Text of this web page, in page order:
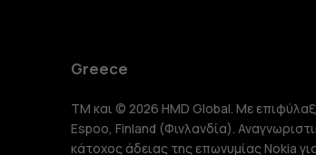
Smartphone
Greece
TM και © 2026 HMD Global. Με
Espoo, Finland (Φινλανδία).
κάτοχος άδειας της επωνυμίας Nokia